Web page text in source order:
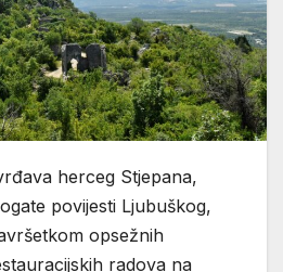
herceg Stjepana,
povijesti Ljubuškog,
opsežnih
radova na